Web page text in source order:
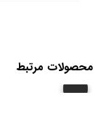
محصولات مرتبط